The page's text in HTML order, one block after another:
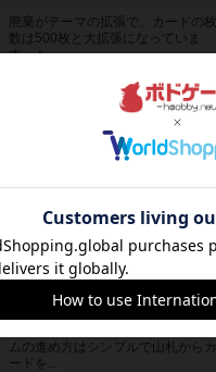
廃棄がテーマの拡張で、カードの枚
数は500枚と大拡張になっていま
す。ト...
の投稿
カートグラファー
ムの進め方はシンプルで山札からカ
ードを...